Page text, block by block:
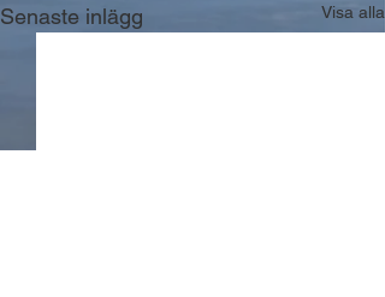
Senaste inlägg Visa alla